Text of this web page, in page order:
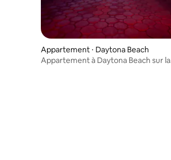
Appartement ⋅ Daytona Beach
Appartement à Daytona Beach sur la